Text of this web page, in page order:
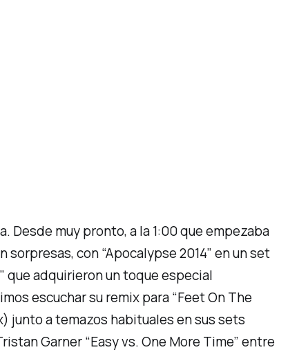
Desde muy pronto, a la 1:00 que empezaba
sorpresas, con“Apocalypse 2014”en un set
que adquirieron un toque especial
escuchar su remix para“Feet On The
junto a temazos habituales en sus sets
Garner“Easy vs. One More Time”entre